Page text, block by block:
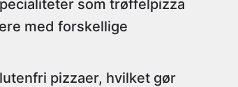
som trøffelpizza
med forskellige
pizzaer, hvilket gør